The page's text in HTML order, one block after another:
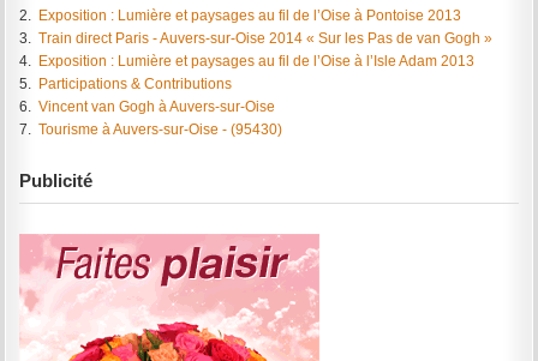
2.
Exposition : Lumière et paysages au fil de l’Oise à Pontoise 2013
3.Train direct Paris - Auvers-sur-Oise 2014 « Sur les Pas de van Gogh »
4.
Exposition : Lumière et paysages au fil de l’Oise à l’Isle Adam 2013
5.
Participations & Contributions
6.Vincent van Gogh à Auvers-sur-Oise
7.Tourisme à Auvers-sur-Oise - (95430)
Publicité